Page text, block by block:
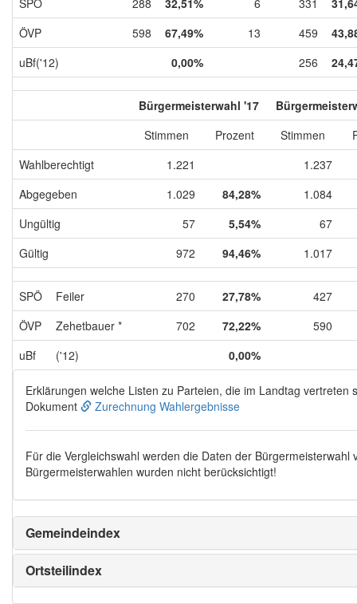
ÖVP
598 67,49% 13 459
uBf('12)
0,00% 256
Bürgermeisterwahl '17
Stimmen
Prozent Stimmen
Wahlberechtigt
1.221
1.237
Abgegeben
1.029 84,28%
1.084
Ungültig
57 5,54%
67
Gültig
972 94,46% 1.017
SPÖ Feiler 270 27,78%
427
ÖVP
Zehetbauer * 702 72,22%
590
uBf
('12) 0,00%
Erklärungen welche Listen zu Parteien, die im Landtag vertreten
Dokument
Zurechnung Wahlergebnisse
Für die Vergleichswahl werden die Daten der Bürgermeisterwahl
Bürgermeisterwahlen wurden nicht berücksichtigt!
Gemeindeindex
Ortsteilindex